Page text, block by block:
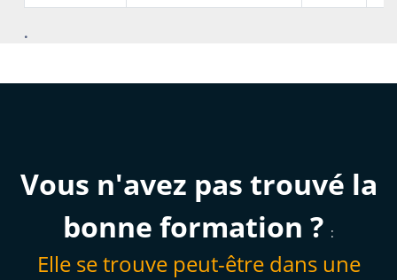
.
Vous n'avez pas trouvé la
bonne formation ? :
Elle se trouve peut-être dans une